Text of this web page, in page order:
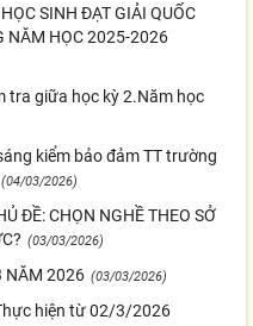
SINH ĐẠT GIẢI QUỐC
NĂM HỌC 2025-2026
tra giữa học kỳ 2.Năm học
kiểm bảo đảm TT trường
(04/03/2026)
ĐỀ: CHỌN NGHỀ THEO SỞ
(03/03/2026)
NĂM 2026 (03/03/2026)
hiện từ 02/3/2026